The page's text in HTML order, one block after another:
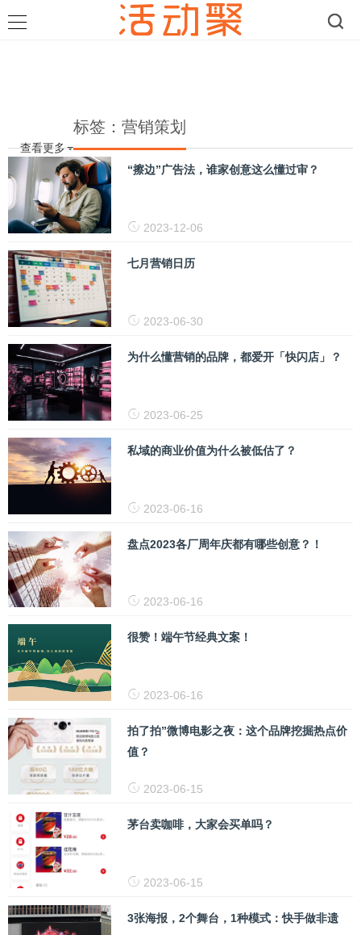
查看更多
标签：营销策划
“擦边”广告法，谁家创意这么懂过审？
2023-12-06
七月营销日历
2023-06-30
为什么懂营销的品牌，都爱开「快闪店」？
2023-06-25
私域的商业价值为什么被低估了？
2023-06-16
盘点2023各厂周年庆都有哪些创意？！
2023-06-16
很赞！端午节经典文案！
2023-06-16
拍了拍”微博电影之夜：这个品牌挖掘热点价
值？
2023-06-15
茅台卖咖啡，大家会买单吗？
2023-06-15
3张海报，2个舞台，1种模式：快手做非遗